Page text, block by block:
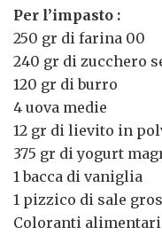
Per l’impasto :
250 gr di farina 00
240 gr di zucchero
120 gr di burro
4 uova medie
12 gr di lievito in
375 gr di yogurt
1 bacca di vaniglia
1 pizzico di sale
Coloranti